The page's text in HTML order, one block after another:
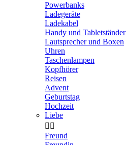
Powerbanks
Ladegeräte
Ladekabel
Handy und Tabletständer
Lautsprecher und Boxen
Uhren
Taschenlampen
Kopfhörer
Reisen
Advent
Geburtstag
Hochzeit
Liebe
 
Freund